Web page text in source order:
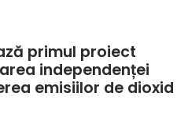
primul proiect
independenței
emisiilor de dioxid